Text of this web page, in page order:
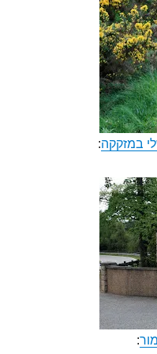
:
: